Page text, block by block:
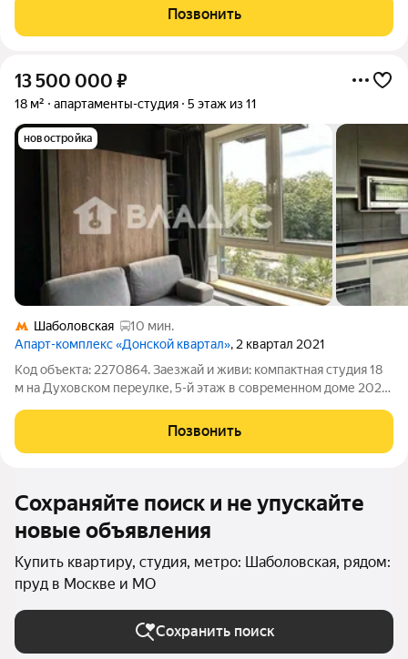
Бронзовой башни и 41-этажной Серебряной. Рядом
расположены набережная
Позвонить
13 500 000 ₽
18 м² апартаменты-студия 5 этаж из 11
новостройка
Шаболовская
10 мин.
Апарт-комплекс «Донской квартал», 2 квартал 2021
Код объекта: 2270864. Заезжай и живи: компактная студия 18
м на Духовском переулке, 5-й этаж в современном доме 2021
парковка. Пространство ощущается заметно больше
благодаря высоте потолков и
Позвонить
Сохраняйте поиск и не упускайте
новые объявления
Купить квартиру, студия, метро: Шаболовская, рядом:
пруд в Москве и МО
Сохранить поиск